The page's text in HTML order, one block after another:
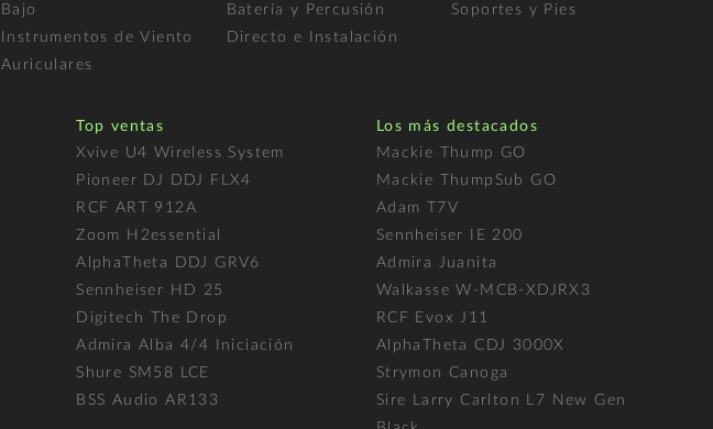
Bajo
Instrumentos de Viento
Auriculares
Batería y Percusión
Directo e Instalación
Soportes y Pies
Top ventas
Xvive U4 Wireless System
Pioneer DJ DDJ FLX4
RCF ART 912A
Zoom H2essential
AlphaTheta DDJ GRV6
Sennheiser HD 25
Digitech The Drop
Admira Alba 4/4 Iniciación
Shure SM58 LCE
BSS Audio AR133
Los más destacados
Mackie Thump GO
Mackie ThumpSub GO
Adam T7V
Sennheiser IE 200
Admira Juanita
Walkasse W-MCB-XDJRX3
RCF Evox J11
AlphaTheta CDJ 3000X
Strymon Canoga
Sire Larry Carlton L7 New Gen